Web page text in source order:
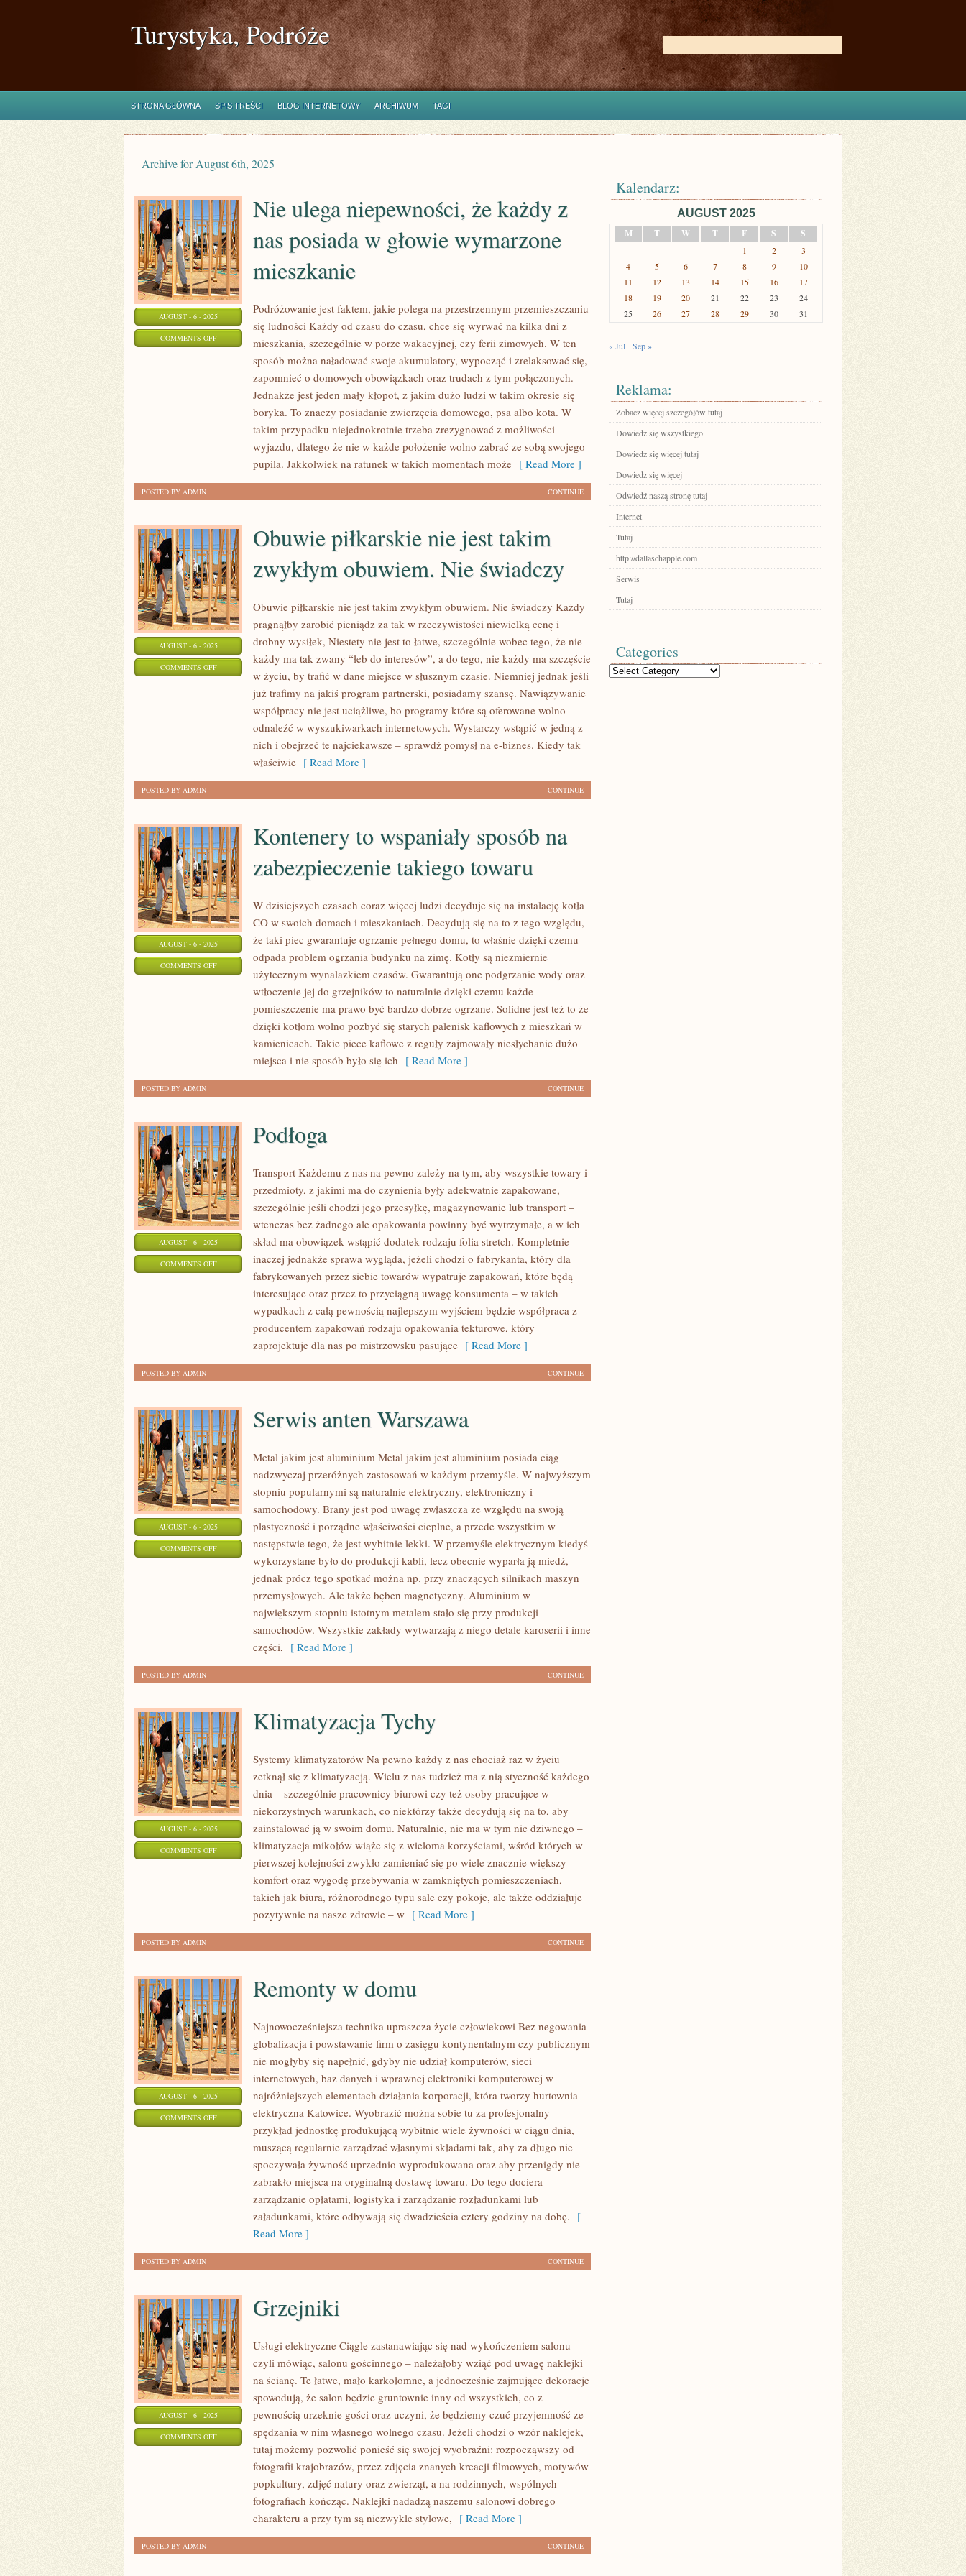
Turystyka, Podróże
STRONA GŁÓWNA SPIS TREŚCI BLOG INTERNETOWY ARCHIWUM TAGI
Archive for August 6th, 2025
AUGUST - 6 - 2025
COMMENTS OFFON
NIEPEWNOŚCI,
POSIADA
W
WYMARZONE
MIESZKANIE
Nie ulega niepewności, że każdy z
nas posiada w głowie wymarzone
mieszkanie
Podróżowanie jest faktem, jakie polega na przestrzennym przemieszczaniu
się ludności Każdy od czasu do czasu, chce się wyrwać na kilka dni z
mieszkania, szczególnie w porze wakacyjnej, czy ferii zimowych. W ten
sposób można naładować swoje akumulatory, wypocząć i zrelaksować się,
zapomnieć o domowych obowiązkach oraz trudach z tym połączonych.
Jednakże jest jeden mały kłopot, z jakim dużo ludzi w takim okresie się
boryka. To znaczy posiadanie zwierzęcia domowego, psa albo kota. W
takim przypadku niejednokrotnie trzeba zrezygnować z możliwości
wyjazdu, dlatego że nie w każde położenie wolno zabrać ze sobą swojego
pupila. Jakkolwiek na ratunek w takich momentach może [ Read More ]
CONTINUE
POSTED BY ADMIN
AUGUST - 6 - 2025
COMMENTS OFFON
PIŁKARSKIE
ŚWIADCZY
Obuwie piłkarskie nie jest takim
zwykłym obuwiem. Nie świadczy
Obuwie piłkarskie nie jest takim zwykłym obuwiem. Nie świadczy Każdy
pragnąłby zarobić pieniądz za tak w rzeczywistości niewielką cenę i
drobny wysiłek, Niestety nie jest to łatwe, szczególnie wobec tego, że nie
każdy ma tak zwany “łeb do interesów”, a do tego, nie każdy ma szczęście
w życiu, by trafić w dane miejsce w słusznym czasie. Niemniej jednak jeśli
już trafimy na jakiś program partnerski, posiadamy szansę. Nawiązywanie
współpracy nie jest uciążliwe, bo programy które są oferowane wolno
odnaleźć w wyszukiwarkach internetowych. Wystarczy wstąpić w jedną z
nich i obejrzeć te najciekawsze – sprawdź pomysł na e-biznes. Kiedy tak
właściwie [ Read More ]
CONTINUE
POSTED BY ADMIN
AUGUST - 6 - 2025
COMMENTS OFFON
Kontenery to wspaniały sposób na
zabezpieczenie takiego towaru
W dzisiejszych czasach coraz więcej ludzi decyduje się na instalację kotła
CO w swoich domach i mieszkaniach. Decydują się na to z tego względu,
że taki piec gwarantuje ogrzanie pełnego domu, to właśnie dzięki czemu
odpada problem ogrzania budynku na zimę. Kotły są niezmiernie
użytecznym wynalazkiem czasów. Gwarantują one podgrzanie wody oraz
wtłoczenie jej do grzejników to naturalnie dzięki czemu każde
pomieszczenie ma prawo być bardzo dobrze ogrzane. Solidne jest też to że
dzięki kotłom wolno pozbyć się starych palenisk kaflowych z mieszkań w
kamienicach. Takie piece kaflowe z reguły zajmowały niesłychanie dużo
miejsca i nie sposób było się ich [ Read More ]
CONTINUE
POSTED BY ADMIN
AUGUST - 6 - 2025
COMMENTS OFFON
Podłoga
Transport Każdemu z nas na pewno zależy na tym, aby wszystkie towary i
przedmioty, z jakimi ma do czynienia były adekwatnie zapakowane,
szczególnie jeśli chodzi jego przesyłkę, magazynowanie lub transport –
wtenczas bez żadnego ale opakowania powinny być wytrzymałe, a w ich
skład ma obowiązek wstąpić dodatek rodzaju folia stretch. Kompletnie
inaczej jednakże sprawa wygląda, jeżeli chodzi o fabrykanta, który dla
fabrykowanych przez siebie towarów wypatruje zapakowań, które będą
interesujące oraz przez to przyciągną uwagę konsumenta – w takich
wypadkach z całą pewnością najlepszym wyjściem będzie współpraca z
producentem zapakowań rodzaju opakowania tekturowe, który
zaprojektuje dla nas po mistrzowsku pasujące [ Read More ]
CONTINUE
POSTED BY ADMIN
AUGUST - 6 - 2025
COMMENTS OFFON
WARSZAWA
Serwis anten Warszawa
Metal jakim jest aluminium Metal jakim jest aluminium posiada ciąg
nadzwyczaj przeróżnych zastosowań w każdym przemyśle. W najwyższym
stopniu popularnymi są naturalnie elektryczny, elektroniczny i
samochodowy. Brany jest pod uwagę zwłaszcza ze względu na swoją
plastyczność i porządne właściwości cieplne, a przede wszystkim w
następstwie tego, że jest wybitnie lekki. W przemyśle elektrycznym kiedyś
wykorzystane było do produkcji kabli, lecz obecnie wyparła ją miedź,
jednak prócz tego spotkać można np. przy znaczących silnikach maszyn
przemysłowych. Ale także bęben magnetyczny. Aluminium w
największym stopniu istotnym metalem stało się przy produkcji
samochodów. Wszystkie zakłady wytwarzają z niego detale karoserii i inne
części, [ Read More ]
CONTINUE
POSTED BY ADMIN
AUGUST - 6 - 2025
COMMENTS OFFON
KLIMATYZACJA
Klimatyzacja Tychy
Systemy klimatyzatorów Na pewno każdy z nas chociaż raz w życiu
zetknął się z klimatyzacją. Wielu z nas tudzież ma z nią styczność każdego
dnia – szczególnie pracownicy biurowi czy też osoby pracujące w
niekorzystnych warunkach, co niektórzy także decydują się na to, aby
zainstalować ją w swoim domu. Naturalnie, nie ma w tym nic dziwnego –
klimatyzacja mikołów wiąże się z wieloma korzyściami, wśród których w
pierwszej kolejności zwykło zamieniać się po wiele znacznie większy
komfort oraz wygodę przebywania w zamkniętych pomieszczeniach,
takich jak biura, różnorodnego typu sale czy pokoje, ale także oddziałuje
pozytywnie na nasze zdrowie – w [ Read More ]
CONTINUE
POSTED BY ADMIN
AUGUST - 6 - 2025
COMMENTS OFFON
Remonty w domu
Najnowocześniejsza technika upraszcza życie człowiekowi Bez negowania
globalizacja i powstawanie firm o zasięgu kontynentalnym czy publicznym
nie mogłyby się napełnić, gdyby nie udział komputerów, sieci
internetowych, baz danych i wprawnej elektroniki komputerowej w
najróżniejszych elementach działania korporacji, która tworzy hurtownia
elektryczna Katowice. Wyobrazić można sobie tu za profesjonalny
przykład jednostkę produkującą wybitnie wiele żywności w ciągu dnia,
muszącą regularnie zarządzać własnymi składami tak, aby za długo nie
spoczywała żywność uprzednio wyprodukowana oraz aby przenigdy nie
zabrakło miejsca na oryginalną dostawę towaru. Do tego dociera
zarządzanie opłatami, logistyka i zarządzanie rozładunkami lub
załadunkami, które odbywają się dwadzieścia cztery godziny na dobę. [
Read More ]
CONTINUE
POSTED BY ADMIN
AUGUST - 6 - 2025
COMMENTS OFFON
Grzejniki
Usługi elektryczne Ciągle zastanawiając się nad wykończeniem salonu –
czyli mówiąc, salonu gościnnego – należałoby wziąć pod uwagę naklejki
na ścianę. Te łatwe, mało karkołomne, a jednocześnie zajmujące dekoracje
spowodują, że salon będzie gruntownie inny od wszystkich, co z
pewnością urzeknie gości oraz uczyni, że będziemy czuć przyjemność ze
spędzania w nim własnego wolnego czasu. Jeżeli chodzi o wzór naklejek,
tutaj możemy pozwolić ponieść się swojej wyobraźni: rozpocząwszy od
fotografii krajobrazów, przez zdjęcia znanych kreacji filmowych, motywów
popkultury, zdjęć natury oraz zwierząt, a na rodzinnych, wspólnych
fotografiach kończąc. Naklejki nadadzą naszemu salonowi dobrego
charakteru a przy tym są niezwykle stylowe, [ Read More ]
CONTINUE
POSTED BY ADMIN
Kalendarz:
AUGUST 2025
M
T W T F S S
1 2
3
4
5 6 7 8 9
10
11
12 13 14 15 16
17
18
19 20 21 22 23
24
25
26 27 28 29 30 31
« Jul Sep »
Reklama:
Zobacz więcej szczegółów tutaj
Dowiedz się wszystkiego
Dowiedz się więcej tutaj
Dowiedz się więcej
Odwiedź naszą stronę tutaj
Internet
Tutaj
http://dallaschapple.com
Serwis
Tutaj
Categories
Categories